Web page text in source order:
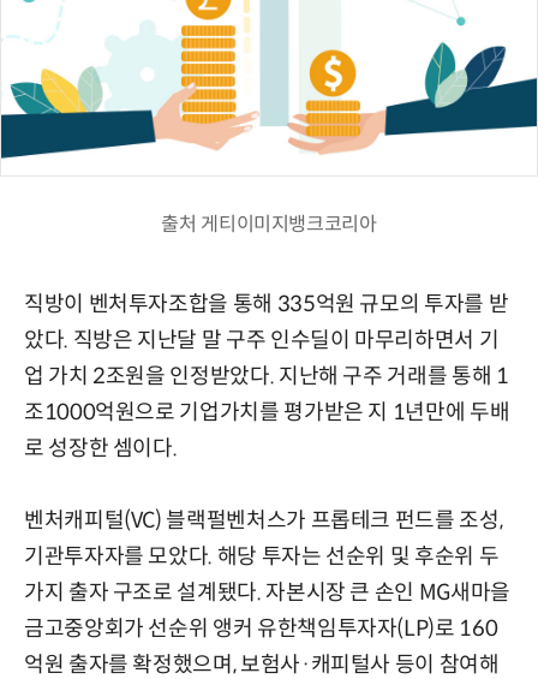
출처 게티이미지뱅크코리아
직방이 벤처투자조합을 통해 335억원 규모의 투자를 받
았다. 직방은 지난달 말 구주 인수딜이 마무리하면서 기
업 가치 2조원을 인정받았다. 지난해 구주 거래를 통해 1
조1000억원으로 기업가치를 평가받은 지 1년만에 두배
로 성장한 셈이다.
벤처캐피털(VC) 블랙펄벤처스가 프롭테크 펀드를 조성,
기관투자자를 모았다. 해당 투자는 선순위 및 후순위 두
가지 출자 구조로 설계됐다. 자본시장 큰 손인 MG새마을
금고중앙회가 선순위 앵커 유한책임투자자(LP)로 160
억원 출자를 확정했으며, 보험사·캐피털사 등이 참여해